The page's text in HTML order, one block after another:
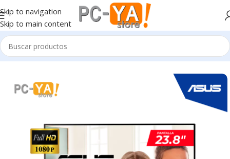
Skip to navigation
Skip to main content
Inicio Monitores